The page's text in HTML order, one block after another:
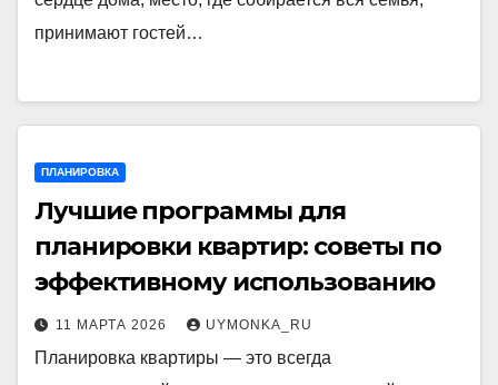
принимают гостей…
ПЛАНИРОВКА
Лучшие программы для
планировки квартир: советы по
эффективному использованию
11 МАРТА 2026 UYMONKA_RU
Планировка квартиры — это всегда